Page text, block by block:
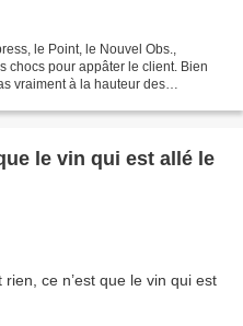
le Point, le Nouvel Obs.,
chocs pour appâter le client. Bien
vraiment à la hauteur des
le vin qui est allé le